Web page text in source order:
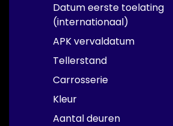
Datum eerste toelating
(internationaal)
APK vervaldatum
Tellerstand
Carrosserie
Kleur
Aantal deuren